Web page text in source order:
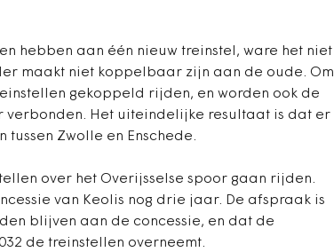
hebben aan één nieuw treinstel, ware het niet
maakt niet koppelbaar zijn aan de oude. Om
gekoppeld rijden, en worden ook de
Het uiteindelijke resultaat is dat er
Zwolle en Enschede.
over het Overijsselse spoor gaan rijden.
van Keolis nog drie jaar. De afspraak is
blijven aan de concessie, en dat de
de treinstellen overneemt.